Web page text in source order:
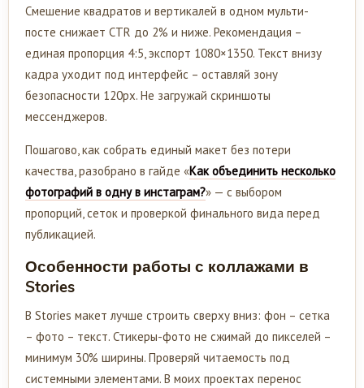
Смешение квадратов и вертикалей в одном мульти-
посте снижает CTR до 2% и ниже. Рекомендация –
единая пропорция 4:5, экспорт 1080×1350. Текст внизу
кадра уходит под интерфейс – оставляй зону
безопасности 120px. Не загружай скриншоты
мессенджеров.
Пошагово, как собрать единый макет без потери
качества, разобрано в гайде «Как объединить несколько
фотографий в одну в инстаграм?» — с выбором
пропорций, сеток и проверкой финального вида перед
публикацией.
Особенности работы с коллажами в
Stories
В Stories макет лучше строить сверху вниз: фон – сетка
– фото – текст. Стикеры-фото не сжимай до пикселей –
минимум 30% ширины. Проверяй читаемость под
системными элементами. В моих проектах перенос